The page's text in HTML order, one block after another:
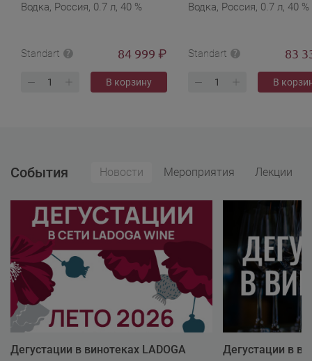
упаковке
Водка, Россия, 0.7 л, 40 %
Standart 84 999 ₽
В корзину
подарочной упаковке
Водка, Россия, 0.7 л, 40 %
Standart 83
В
События Новости Мероприятия Лекции
Дегустации в винотеках LADOGA
Дегустации в